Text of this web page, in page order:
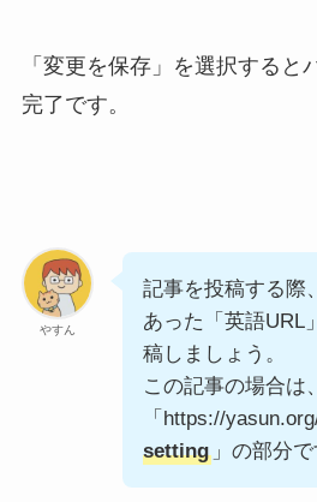
「変更を保存」を選択すると
完了です。
やすん
記事を投稿する際
あった「英語URL
稿しましょう。
この記事の場合は、
「https://
setting」の部分で